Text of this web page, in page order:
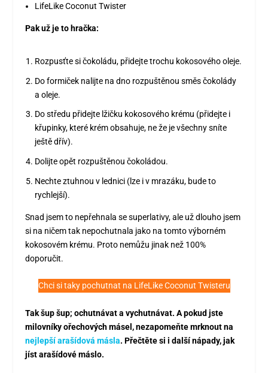
LifeLike Coconut Twister
Pak už je to hračka:
Rozpusťte si čokoládu, přidejte trochu kokosového oleje.
Do formiček nalijte na dno rozpuštěnou směs čokolády
a oleje.
Do středu přidejte lžičku kokosového krému (přidejte i
křupinky, které krém obsahuje, ne že je všechny sníte
ještě dřív).
Dolijte opět rozpuštěnou čokoládou.
Nechte ztuhnou v lednici (lze i v mrazáku, bude to
rychlejší).
Snad jsem to nepřehnala se superlativy, ale už dlouho jsem
si na ničem tak nepochutnala jako na tomto výborném
kokosovém krému. Proto nemůžu jinak než 100%
doporučit.
Chci si taky pochutnat na LifeLike Coconut Twisteru
Tak šup šup; ochutnávat a vychutnávat. A pokud jste
milovníky ořechových másel, nezapomeňte mrknout na
nejlepší arašídová másla. Přečtěte si i další nápady, jak
jíst arašídové máslo.